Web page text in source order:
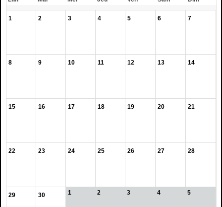
1 2 3 4 5 6 7
8 9 10 11 12 13 14
15 16 17 18 19 20 21
22 23 24 25 26 27 28
29 30 1 2 3 4 5